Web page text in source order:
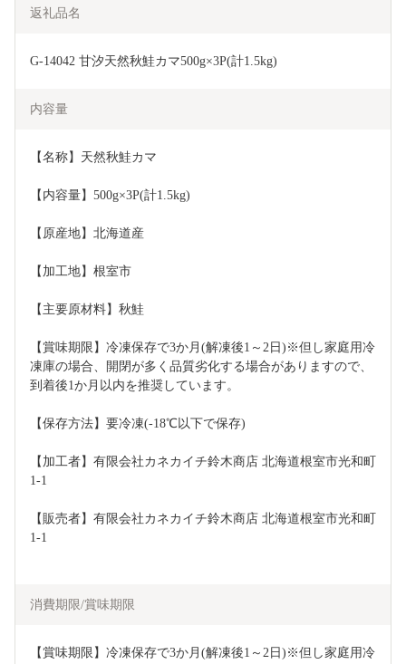
返礼品名
G-14042 甘汐天然秋鮭カマ500g×3P(計1.5kg)
内容量
【名称】天然秋鮭カマ
【内容量】500g×3P(計1.5kg)
【原産地】北海道産
【加工地】根室市
【主要原材料】秋鮭
【賞味期限】冷凍保存で3か月(解凍後1～2日)※但し家庭用冷
凍庫の場合、開閉が多く品質劣化する場合がありますので、
到着後1か月以内を推奨しています。
【保存方法】要冷凍(-18℃以下で保存)
【加工者】有限会社カネカイチ鈴木商店 北海道根室市光和町
1-1
【販売者】有限会社カネカイチ鈴木商店 北海道根室市光和町
1-1
消費期限/賞味期限
【賞味期限】冷凍保存で3か月(解凍後1～2日)※但し家庭用冷